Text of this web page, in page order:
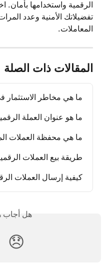
الرقمية واستخدامها بأمان.
تفضيلاتك الأمنية وعدد
المعاملات.
المقالات ذات الصلة
ما هي مخاطر الاستثمار
ما هو عنوان العملة
ما هي محفظة العملات
طريقة بيع العملات
كيفية إرسال العملات
هل أجاب
😞